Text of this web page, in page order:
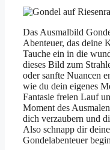
Das Ausmalbild
Abenteuer, das deine
Tauche ein in die
dieses Bild zum
oder sanfte Nuancen
wie du dein eigenes
Fantasie freien Lauf
Moment des
dich verzaubern und
Also schnapp dir
Gondelabenteuer